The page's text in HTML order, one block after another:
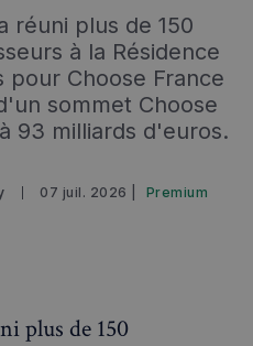
réuni plus de 150
à la Résidence
pour Choose France
sommet Choose
93 milliards d'euros.
07 juil. 2026 | Premium
plus de 150